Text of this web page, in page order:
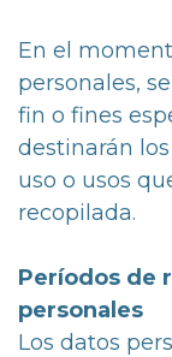
En el
personales,
fin o fines
destinarán
uso o usos
recopilada.
Períodos de
personales
Los datos